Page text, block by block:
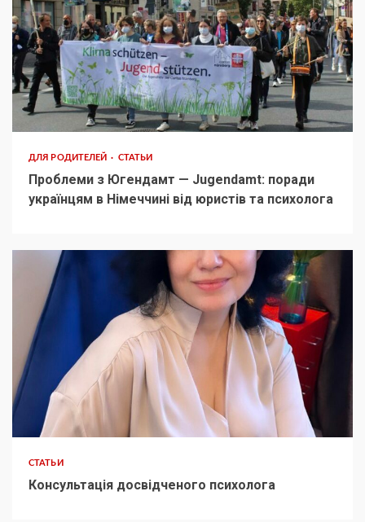
ДЛЯ РОДИТЕЛЕЙ СТАТЬИ
Проблеми з Югендамт — Jugendamt: поради
українцям в Німеччині від юристів та психолога
СТАТЬИ
Консультація досвідченого психолога